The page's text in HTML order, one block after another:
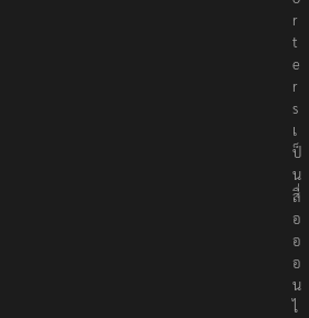
r
t
e
r
s
เ
ป็
น
สื่
อ
อ
อ
น
ไ